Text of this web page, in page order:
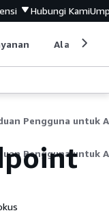
Hubungi Kami
Alat
Pengguna untuk